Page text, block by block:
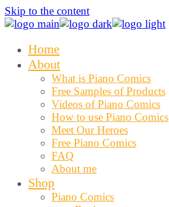
Skip to the content
Home
About
What is Piano Comics
Free Samples of Products
Videos of Piano Comics
How to use Piano Comics
Meet Our Heroes
Free Piano Comics
FAQ
About me
Shop
Piano Comics